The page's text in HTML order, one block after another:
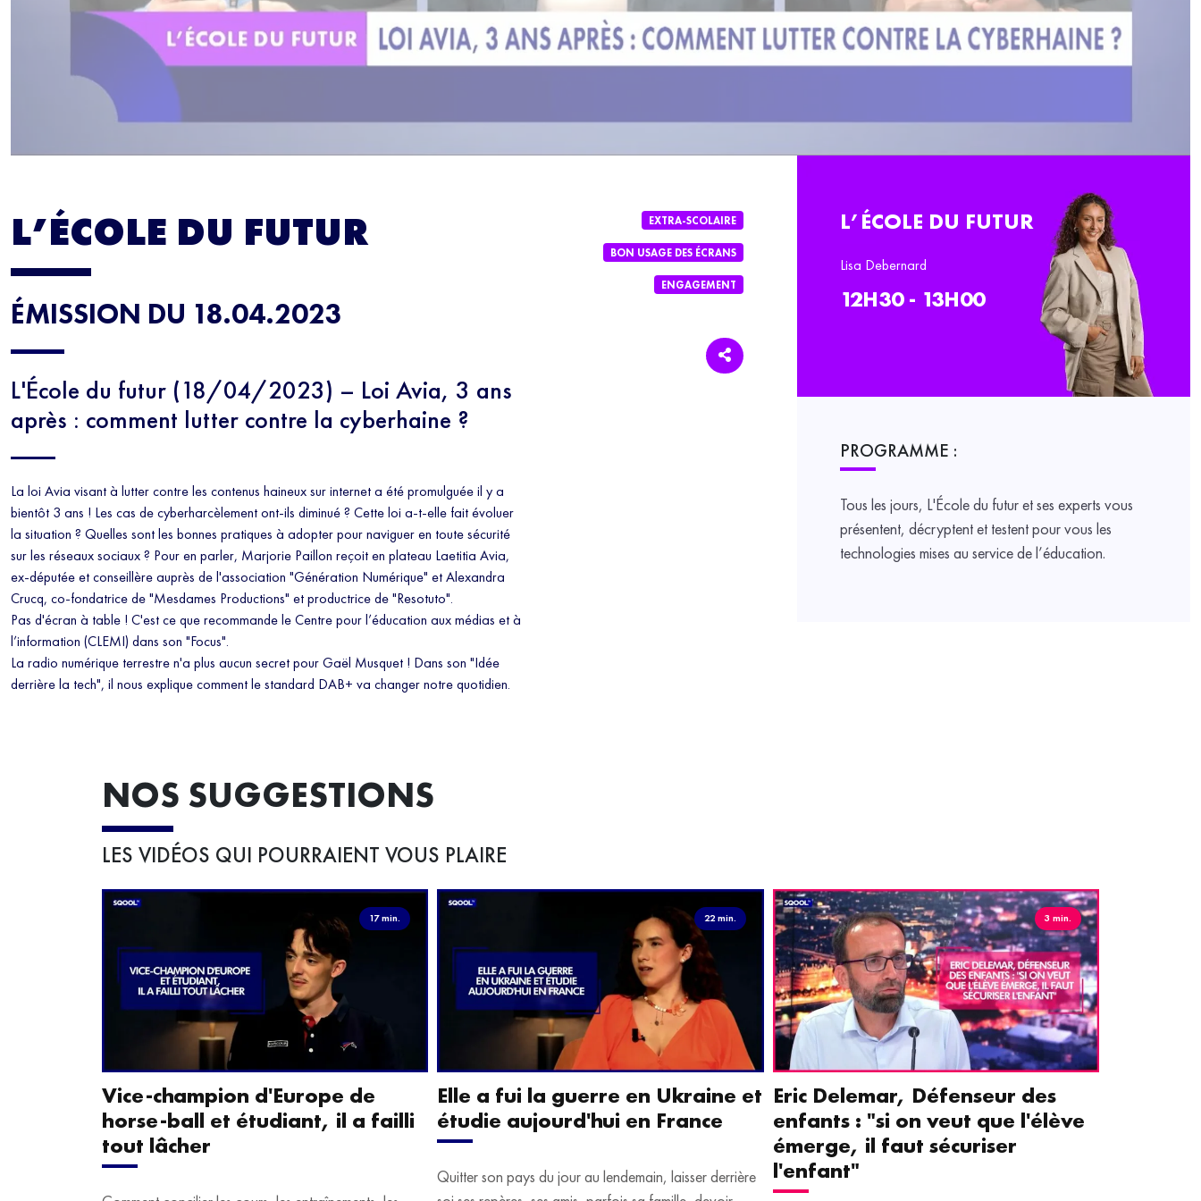
L’ÉCOLE DU FUTUR
ÉMISSION DU 18.04.2023
L'École du futur (18/04/2023) – Loi Avia, 3 ans
après : comment lutter contre la cyberhaine ?
La loi Avia visant à lutter contre les contenus haineux sur internet a été promulguée il y a
bientôt 3 ans ! Les cas de cyberharcèlement ont-ils diminué ? Cette loi a-t-elle fait évoluer
la situation ? Quelles sont les bonnes pratiques à adopter pour naviguer en toute sécurité
sur les réseaux sociaux ? Pour en parler, Marjorie Paillon reçoit en plateau Laetitia Avia,
ex-députée et conseillère auprès de l'association "Génération Numérique" et Alexandra
Crucq, co-fondatrice de "Mesdames Productions" et productrice de "Resotuto".
Pas d'écran à table ! C'est ce que recommande le Centre pour l’éducation aux médias et à
l’information (CLEMI) dans son "Focus".
La radio numérique terrestre n'a plus aucun secret pour Gaël Musquet ! Dans son "Idée
derrière la tech", il nous explique comment le standard DAB+ va changer notre quotidien.
EXTRA-SCOLAIRE
BON USAGE DES ÉCRANS
ENGAGEMENT
L’ÉCOLE DU FUTUR
Lisa Debernard
12H30 - 13H00
PROGRAMME :
Tous les jours, L'École du futur et ses experts vous
présentent, décryptent et testent pour vous les
technologies mises au service de l’éducation.
NOS SUGGESTIONS
LES VIDÉOS QUI POURRAIENT VOUS PLAIRE
17 min.
Vice-champion d'Europe de
horse-ball et étudiant, il a failli
tout lâcher
22 min.
Elle a fui la guerre en Ukraine et
étudie aujourd'hui en France
Quitter son pays du jour au lendemain, laisser derrière
3 min.
Eric Delemar, Défenseur des
enfants : "si on veut que l'élève
émerge, il faut sécuriser
l'enfant"